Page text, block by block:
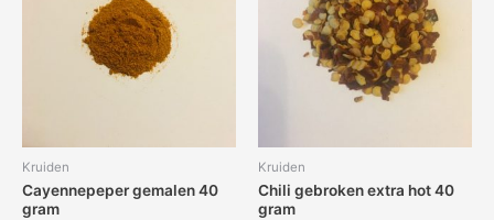
Kruiden
Cayennepeper gemalen 40
gram
Kruiden
Chili gebroken extra hot 40
gram